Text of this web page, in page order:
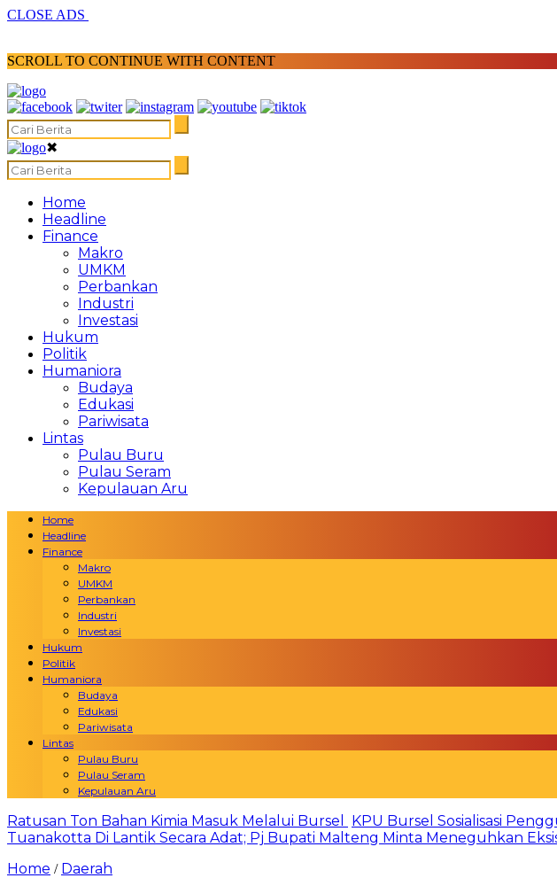
CLOSE ADS
SCROLL TO CONTINUE WITH CONTENT
✖
Home
Headline
Finance
Makro
UMKM
Perbankan
Industri
Investasi
Hukum
Politik
Humaniora
Budaya
Edukasi
Pariwisata
Lintas
Pulau Buru
Pulau Seram
Kepulauan Aru
Home
Headline
Finance
Makro
UMKM
Perbankan
Industri
Investasi
Hukum
Politik
Humaniora
Budaya
Edukasi
Pariwisata
Lintas
Pulau Buru
Pulau Seram
Kepulauan Aru
Ratusan Ton Bahan Kimia Masuk Melalui Bursel KPU Bursel Sosialisasi
Tuanakotta Di Lantik Secara Adat; Pj Bupati Malteng Minta Meneguhkan
Home / Daerah